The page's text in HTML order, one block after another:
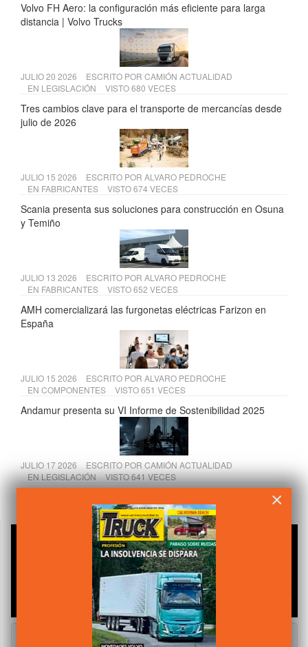
Volvo FH Aero: la configuración más eficiente para larga
distancia | Volvo Trucks
JULIO 20 2026 ESCRITO POR CAMIÓN ACTUALIDAD
EN LEGISLACIÓN VISTO 680 VECES
Tres cambios clave para el transporte de mercancías desde
julio de 2026
JULIO 15 2026 ESCRITO POR ALVARO PEDROCHE
EN FABRICANTES VISTO 674 VECES
Scania presenta sus soluciones para construcción en Osuna
y Temiño
JULIO 13 2026 ESCRITO POR ALVARO PEDROCHE
EN FABRICANTES VISTO 652 VECES
AMH comercializará las furgonetas eléctricas Farizon en
España
JULIO 15 2026 ESCRITO POR ALVARO PEDROCHE
EN COMPONENTES VISTO 651 VECES
Andamur presenta su VI Informe de Sostenibilidad 2025
JULIO 17 2026 ESCRITO POR CAMIÓN ACTUALIDAD
ENLEGISLACIÓN VISTO 641 VECES
frente a los seguros por robo de mercancías
×